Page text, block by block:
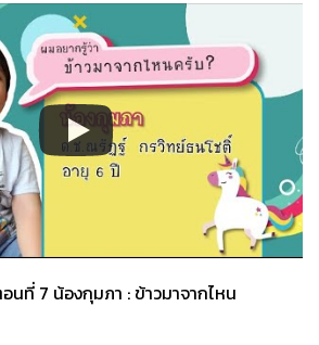
นที่ 7 น้องกุมภา : ข้าวมาจากไหน